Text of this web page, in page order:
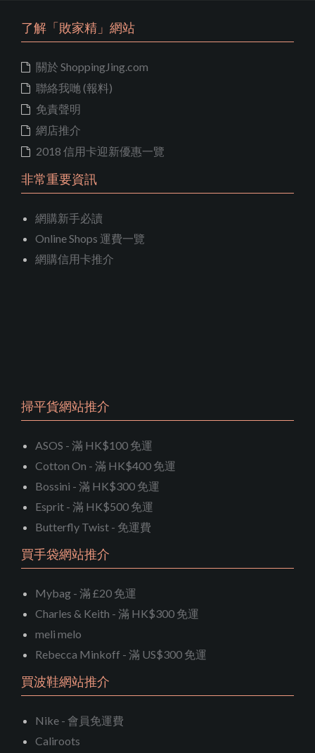
了解「敗家精」網站
關於 ShoppingJing.com
聯絡我哋 (報料)
免責聲明
網店推介
2018 信用卡迎新優惠一覽
非常重要資訊
網購新手必讀
Online Shops 運費一覽
網購信用卡推介
掃平貨網站推介
ASOS - 滿 HK$100 免運
Cotton On - 滿 HK$400 免運
Bossini - 滿 HK$300 免運
Esprit - 滿 HK$500 免運
Butterfly Twist - 免運費
買手袋網站推介
Mybag - 滿 £20 免運
Charles & Keith - 滿 HK$300 免運
meli melo
Rebecca Minkoff - 滿 US$300 免運
買波鞋網站推介
Nike - 會員免運費
Caliroots